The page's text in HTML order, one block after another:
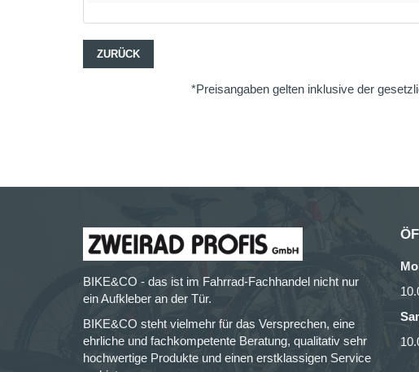
ZURÜCK
*Preisangaben gelten inklusive der
BIKE&CO - das ist im Fahrrad-Fachhandel nicht nur
ein Aufkleber an der Tür.
BIKE&CO steht vielmehr für das Versprechen, eine
ehrliche und fachkompetente Beratung, qualitativ sehr
hochwertige Produkte und einen erstklassigen Service